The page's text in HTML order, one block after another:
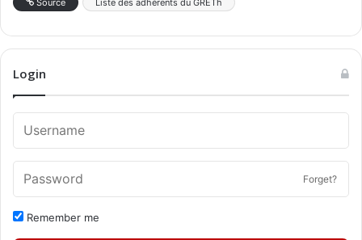
Login
Forget?
Remember me